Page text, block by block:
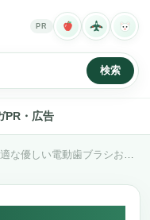
検索
PR
PR・広告
しい電動歯ブラシおすすめ19選